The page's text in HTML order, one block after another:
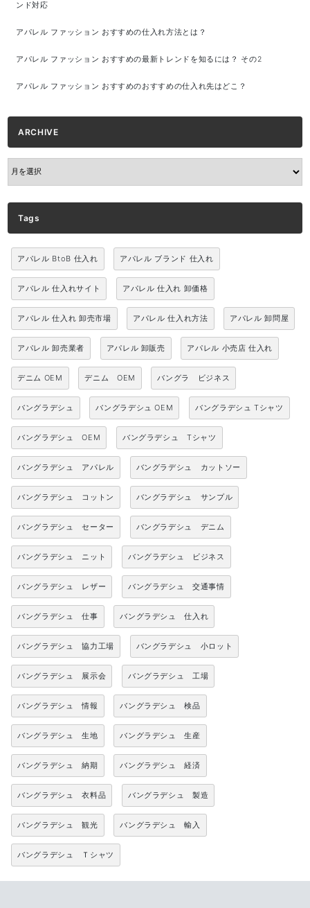
ンド対応
アパレル ファッション おすすめの仕入れ方法とは？
アパレル ファッション おすすめの最新トレンドを知るには？ その2
アパレル ファッション おすすめのおすすめの仕入れ先はどこ？
ARCHIVE
ARCHIVE
Tags
アパレル BtoB 仕入れ アパレル ブランド 仕入れ
アパレル 仕入れサイト アパレル 仕入れ 卸価格
アパレル 仕入れ 卸売市場 アパレル 仕入れ方法 アパレル 卸問屋
アパレル 卸売業者 アパレル 卸販売 アパレル 小売店 仕入れ
デニム OEM デニム OEM バングラ ビジネス
バングラデシュ バングラデシュ OEM バングラデシュ Tシャツ
バングラデシュ OEM バングラデシュ Tシャツ
バングラデシュ アパレル バングラデシュ カットソー
バングラデシュ コットン バングラデシュ サンプル
バングラデシュ セーター バングラデシュ デニム
バングラデシュ ニット バングラデシュ ビジネス
バングラデシュ レザー バングラデシュ 交通事情
バングラデシュ 仕事 バングラデシュ 仕入れ
バングラデシュ 協力工場 バングラデシュ 小ロット
バングラデシュ 展示会 バングラデシュ 工場
バングラデシュ 情報 バングラデシュ 検品
バングラデシュ 生地 バングラデシュ 生産
バングラデシュ 納期 バングラデシュ 経済
バングラデシュ 衣料品 バングラデシュ 製造
バングラデシュ 観光 バングラデシュ 輸入
バングラデシュ Ｔシャツ